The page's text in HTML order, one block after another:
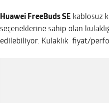
Huawei FreeBuds SE kablosuz
seçeneklerine sahip olan
edilebiliyor. Kulaklık fiyat/